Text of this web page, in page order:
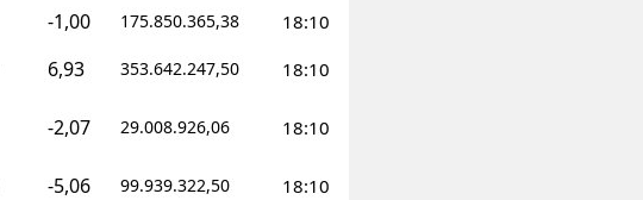
Şanlıurfa
Uşak
Van
-1,00 175.850.365,38 18:10
6,93 353.642.247,50 18:10
-2,07 29.008.926,06 18:10
-5,06 99.939.322,50 18:10